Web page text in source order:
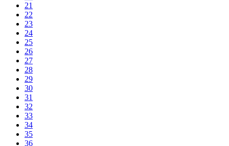
21
22
23
24
25
26
27
28
29
30
31
32
33
34
35
36